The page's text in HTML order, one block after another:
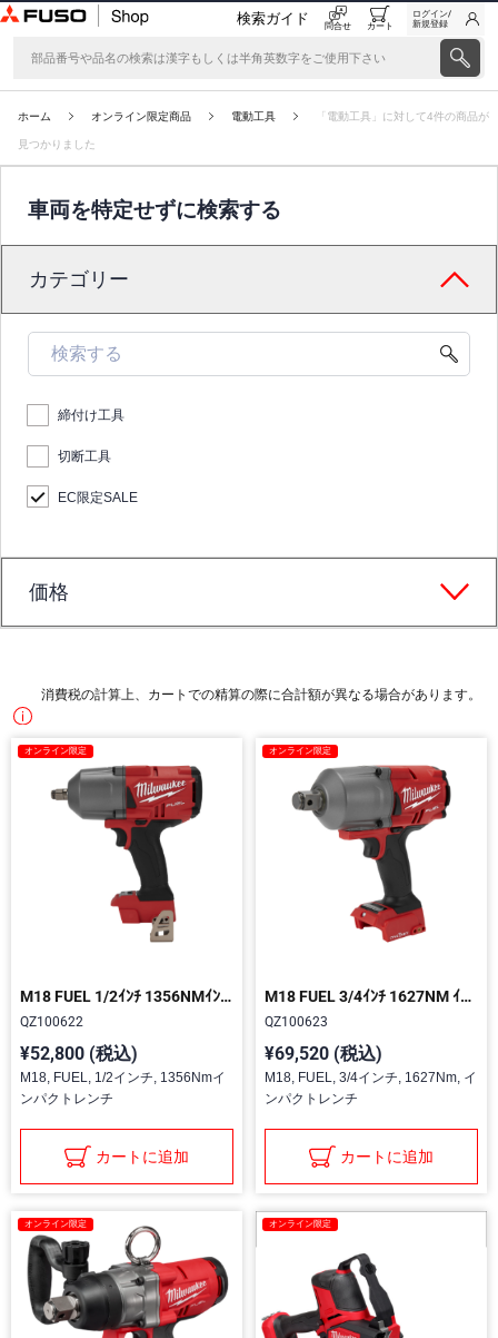
検索ガイド 問合せ カート
ログイン/
新規登録
ホーム オンライン限定商品 電動工具 「電動工具」に対して4件の商品が
見つかりました
車両を特定せずに検索する
カテゴリー
締付け工具
切断工具
EC限定SALE
価格
消費税の計算上、カートでの精算の際に合計額が異なる場合があります。
オンライン限定
M18 FUEL 1/2ｲﾝﾁ 1356NMｲﾝﾊﾟｸﾄﾚﾝﾁ
QZ100622
¥52,800 (税込)
M18, FUEL, 1/2インチ, 1356Nmイ
ンパクトレンチ
カートに追加
オンライン限定
M18 FUEL 3/4ｲﾝﾁ 1627NM ｲﾝﾊﾟｸﾄﾚﾝﾁ
QZ100623
¥69,520 (税込)
M18, FUEL, 3/4インチ, 1627Nm, イ
ンパクトレンチ
カートに追加
オンライン限定 オンライン限定